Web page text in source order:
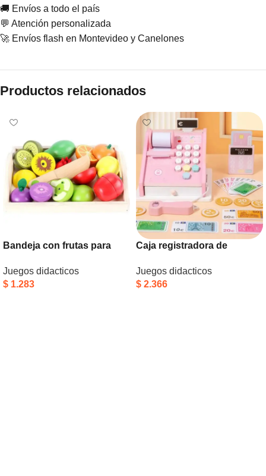
🚚 Envíos a todo el país
💬 Atención personalizada
🚀 Envíos flash en Montevideo y Canelones
Productos relacionados
Bandeja con frutas para
Juegos didacticos
$ 1.283
Caja registradora de
Juegos didacticos
$ 2.366